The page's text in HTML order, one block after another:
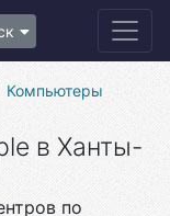
Компьютеры
в Ханты-
по